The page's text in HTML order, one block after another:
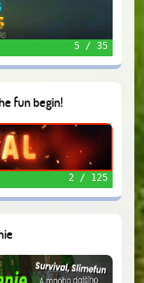
5 / 35
fun begin!
2 / 125